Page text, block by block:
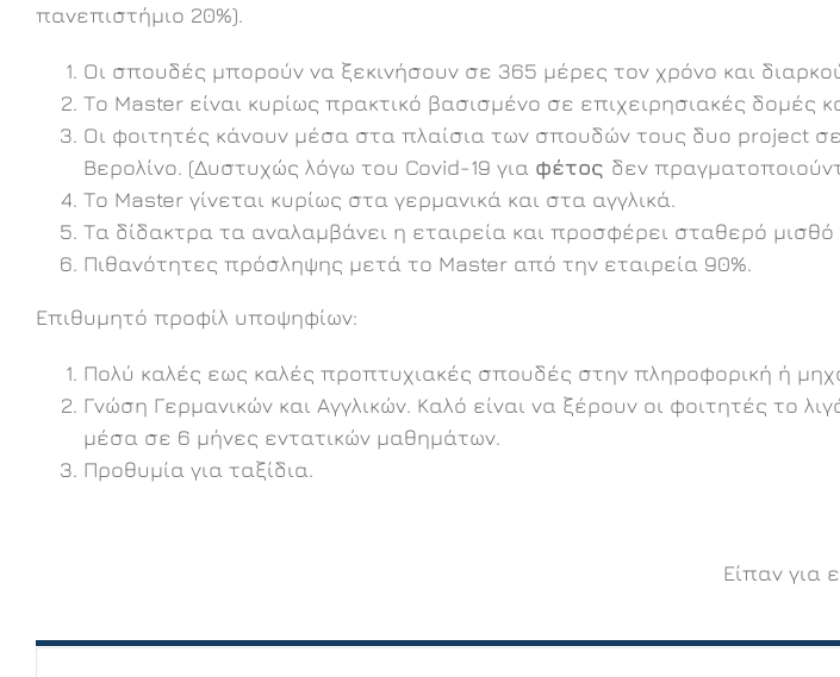
πανεπιστήμιο 20%).
Οι σπουδές μπορούν να ξεκινήσουν σε 365 μέρες τον χρόνο και
Το Master είναι κυρίως πρακτικό βασισμένο σε επιχειρησιακές δομές
Οι φοιτητές κάνουν μέσα στα πλαίσια των σπουδών τους δυο project σε
Βερολίνο. (Δυστυχώς λόγω του Covid-19 για φέτος δεν
Το Master γίνεται κυρίως στα γερμανικά και στα αγγλικά.
Tα δίδακτρα τα αναλαμβάνει η εταιρεία και προσφέρει σταθερό
Πιθανότητες πρόσληψης μετά το Master από την εταιρεία 90%.
Επιθυμητό προφίλ υποψηφίων:
Πολύ καλές εως καλές προπτυχιακές σπουδές στην πληροφορική ή
Γνώση Γερμανικών και Αγγλικών. Καλό είναι να ξέρουν οι φοιτητές το
μέσα σε 6 μήνες εντατικών μαθημάτων.
Προθυμία για ταξίδια.
Είπαν για